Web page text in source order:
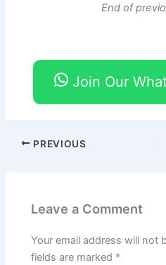
End of
Join Our
PREVIOUS
Leave a Comment
Your email address will not
fields are marked *